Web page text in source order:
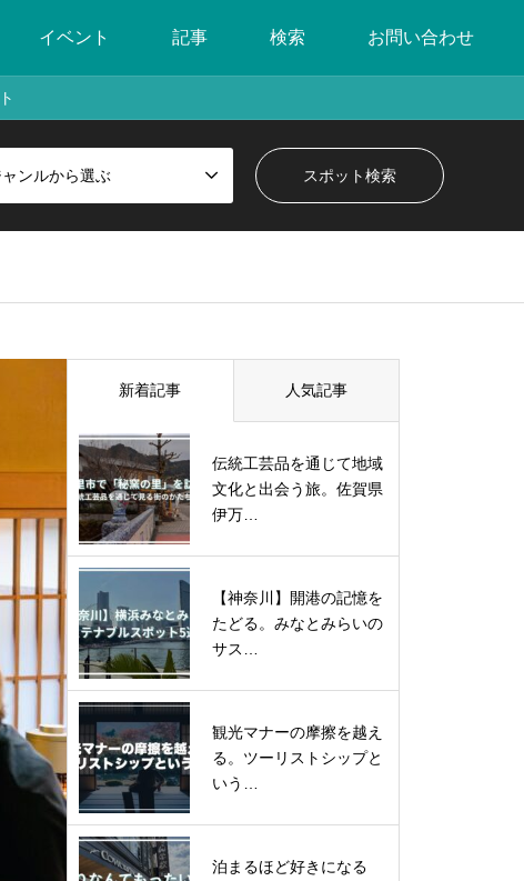
イベント 記事 検索 お問い合わせ
ャンルから選ぶ
新着記事 人気記事
伝統工芸品を通じて地域
文化と出会う旅。佐賀県
伊万…
【神奈川】開港の記憶を
たどる。みなとみらいの
サス…
観光マナーの摩擦を越え
る。ツーリストシップと
いう…
泊まるほど好きになる